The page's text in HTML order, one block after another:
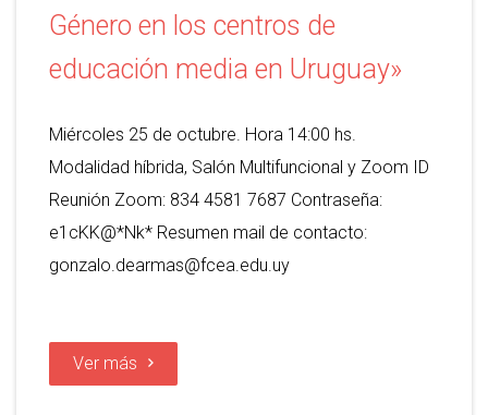
Género en los centros de
educación media en Uruguay»
Miércoles 25 de octubre. Hora 14:00 hs.
Modalidad híbrida, Salón Multifuncional y Zoom ID
Reunión Zoom: 834 4581 7687 Contraseña:
e1cKK@*Nk* Resumen mail de contacto:
gonzalo.dearmas@fcea.edu.uy
Ver más